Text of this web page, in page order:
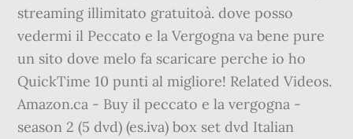
streaming illimitato gratuitoà. dove posso
vedermi il Peccato e la Vergogna va bene pure
un sito dove melo fa scaricare perche io ho
QuickTime 10 punti al migliore! Related Videos.
Amazon.ca - Buy il peccato e la vergogna -
season 2 (5 dvd) (es.iva) box set dvd Italian